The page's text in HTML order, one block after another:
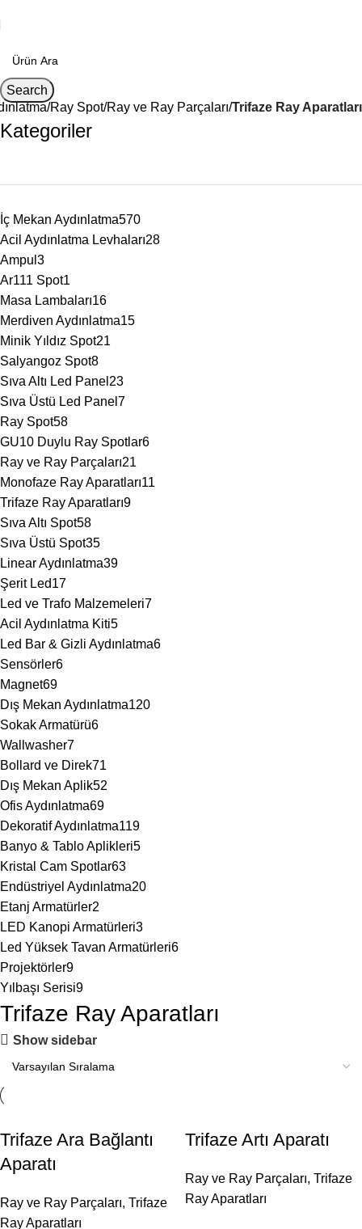
Search
Ray Spot Ray ve Ray Parçaları Trifaze Ray Aparatları
Kategoriler
İç Mekan Aydınlatma570
Acil Aydınlatma Levhaları28
Ampul 3
Ar111 Spot1
Masa Lambaları16
Merdiven Aydınlatma15
Minik Yıldız Spot21
Salyangoz Spot8
Sıva Altı Led Panel 23
Sıva Üstü Led Panel 7
Ray Spot58
GU10 Duylu Ray Spotlar6
Ray ve Ray Parçaları21
Monofaze Ray Aparatları11
Trifaze Ray Aparatları9
Sıva Altı Spot58
Sıva Üstü Spot35
Linear Aydınlatma39
Şerit Led17
Led ve Trafo Malzemeleri7
Acil Aydınlatma Kiti5
Led Bar & Gizli Aydınlatma6
Sensörler6
Magnet69
Dış Mekan Aydınlatma120
Sokak Armatürü6
Wallwasher7
Bollard ve Direk71
Dış Mekan Aplik52
Ofis Aydınlatma69
Dekoratif Aydınlatma119
Banyo & Tablo Aplikleri5
Kristal Cam Spotlar63
Endüstriyel Aydınlatma20
Etanj Armatürler2
LED Kanopi Armatürleri3
Led Yüksek Tavan Armatürleri6
Projektörler9
Yılbaşı Serisi9
Trifaze Ray Aparatları
Show sidebar
Trifaze Ara Bağlantı
Aparatı
Ray ve Ray Parçaları, Trifaze
Ray Aparatları
Trifaze Artı Aparatı
Ray ve Ray Parçaları, Trifaze
Ray Aparatları